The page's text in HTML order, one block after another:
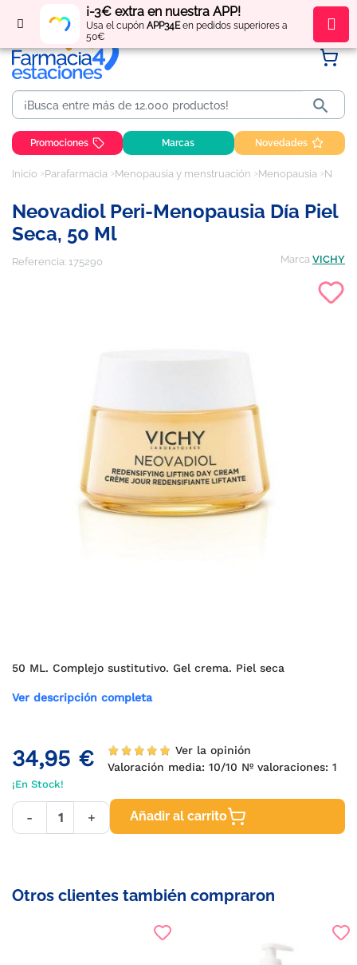
¡-3€ extra en nuestra APP!
Usa el cupón APP34Een pedidos superiores a
50€
Regístratey obténpuntos por tus compras

Promociones Marcas Novedades
Inicio Parafarmacia Menopausia y menstruación Menopausia
Neovadiol Peri-Menopausia Día Piel
Seca, 50 Ml
Referencia: 175290 Marca VICHY
50 ML. Complejo sustitutivo. Gel crema. Piel seca
Ver descripción completa
34,95 €
Ver la opinión
Valoración media: 10/10 Nº valoraciones: 1
¡En Stock!
- + Añadir al carrito
Otros clientes también compraron